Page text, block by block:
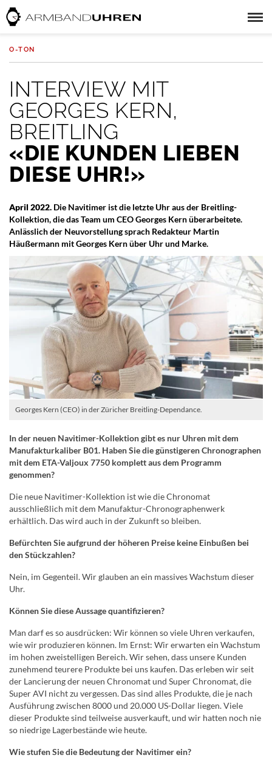
O-TON
INTERVIEW MIT
GEORGES KERN,
BREITLING
«DIE KUNDEN LIEBEN
DIESE UHR!»
April 2022. Die Navitimer ist die letzte Uhr aus der Breitling-
Kollektion, die das Team um CEO Georges Kern überarbeitete.
Anlässlich der Neuvorstellung sprach Redakteur Martin
Häußermann mit Georges Kern über Uhr und Marke.
Georges Kern (CEO) in der Züricher Breitling-Dependance.
In der neuen Navitimer-Kollektion gibt es nur Uhren mit dem
Manufakturkaliber B01. Haben Sie die günstigeren Chronographen
mit dem ETA-Valjoux 7750 komplett aus dem Programm
genommen?
Die neue Navitimer-Kollektion ist wie die Chronomat
ausschließlich mit dem Manufaktur-Chronographenwerk
erhältlich. Das wird auch in der Zukunft so bleiben.
Befürchten Sie aufgrund der höheren Preise keine Einbußen bei
den Stückzahlen?
Nein, im Gegenteil. Wir glauben an ein massives Wachstum dieser
Uhr.
Können Sie diese Aussage quantifizieren?
Man darf es so ausdrücken: Wir können so viele Uhren verkaufen,
wie wir produzieren können. Im Ernst: Wir erwarten ein Wachstum
im hohen zweistelligen Bereich. Wir sehen, dass unsere Kunden
zunehmend teurere Produkte bei uns kaufen. Das erleben wir seit
der Lancierung der neuen Chronomat und Super Chronomat, die
Super AVI nicht zu vergessen. Das sind alles Produkte, die je nach
Ausführung zwischen 8000 und 20.000 US-Dollar liegen. Viele
dieser Produkte sind teilweise ausverkauft, und wir hatten noch nie
so niedrige Lagerbestände wie heute.
Wie stufen Sie die Bedeutung der Navitimer ein?